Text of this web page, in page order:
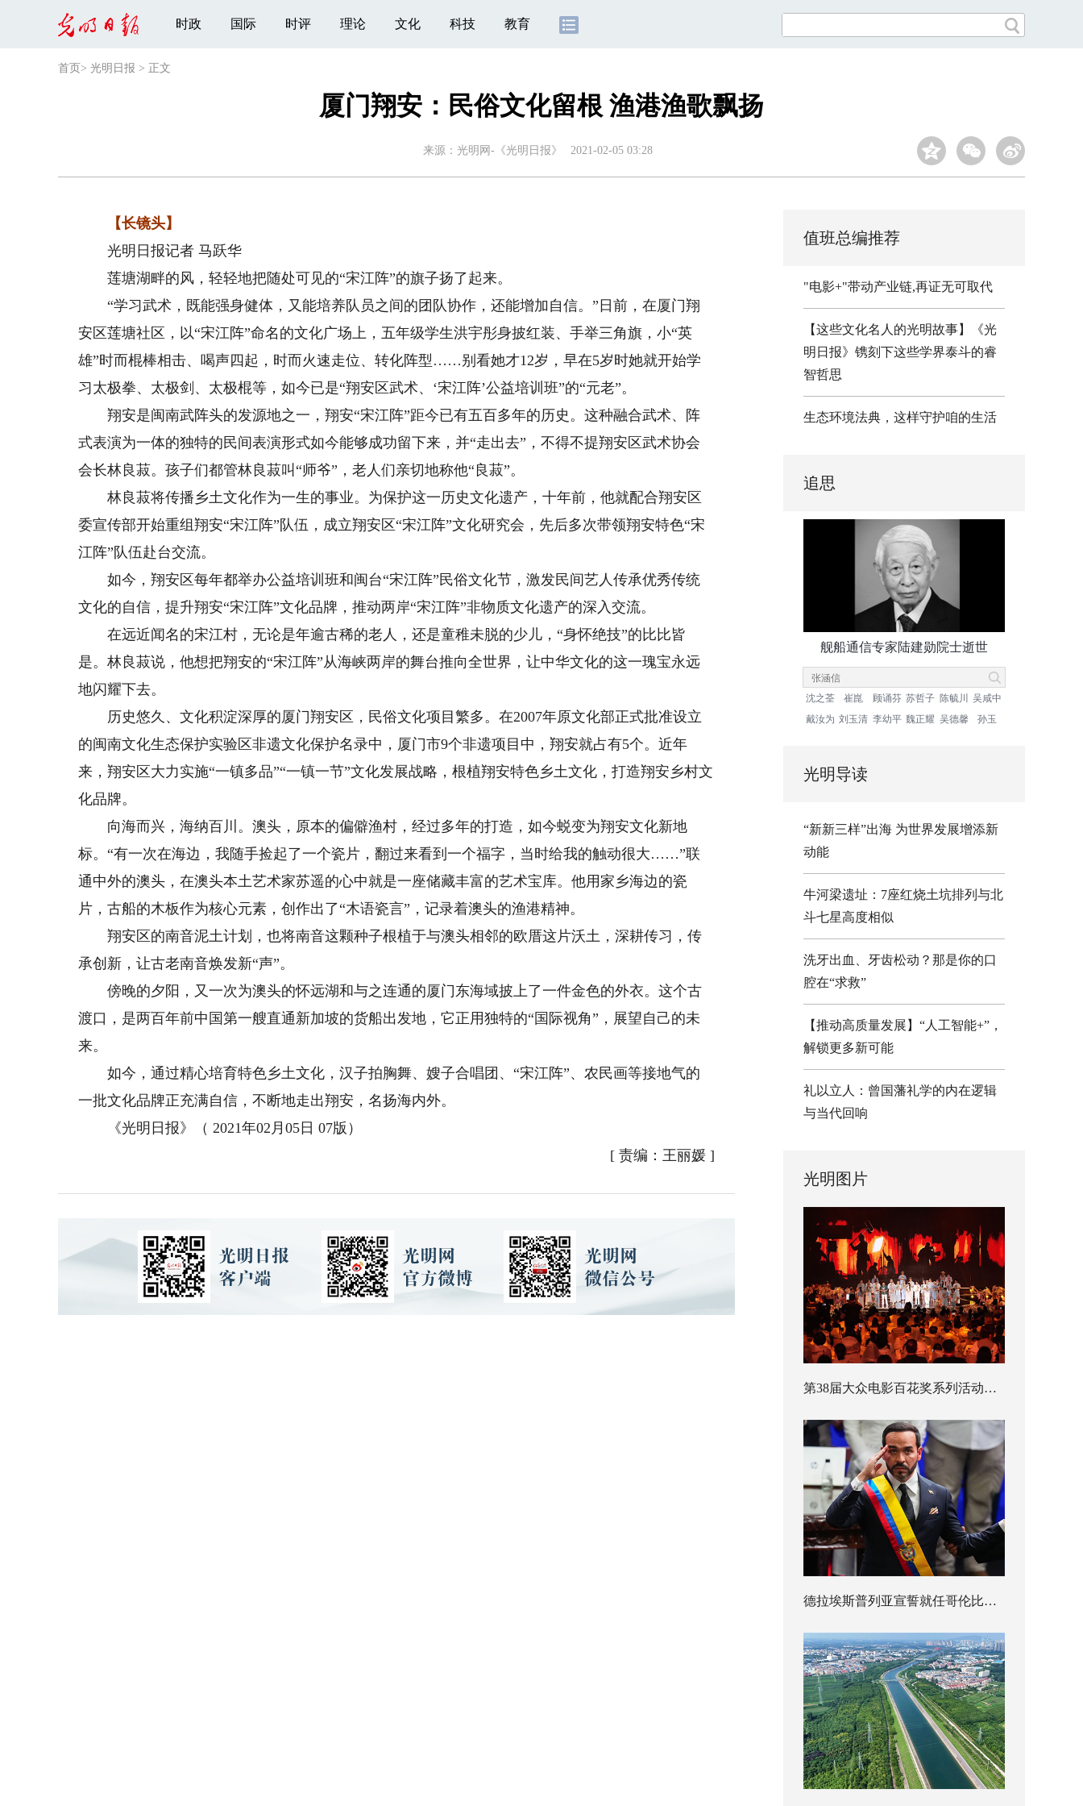
时政 国际 时评 理论 文化 科技 教育
首页 > 光明日报 > 正文
厦门翔安：民俗文化留根 渔港渔歌飘扬
来源： 光明网-《光明日报》 2021-02-05 03:28
【长镜头】
光明日报记者 马跃华
莲塘湖畔的风，轻轻地把随处可见的“宋江阵”的旗子扬了起来。
“学习武术，既能强身健体，又能培养队员之间的团队协作，还能增加自信。”日前，在厦门翔
安区莲塘社区，以“宋江阵”命名的文化广场上，五年级学生洪宇彤身披红装、手举三角旗，小“英
雄”时而棍棒相击、喝声四起，时而火速走位、转化阵型……别看她才12岁，早在5岁时她就开始学
习太极拳、太极剑、太极棍等，如今已是“翔安区武术、‘宋江阵’公益培训班”的“元老”。
翔安是闽南武阵头的发源地之一，翔安“宋江阵”距今已有五百多年的历史。这种融合武术、阵
式表演为一体的独特的民间表演形式如今能够成功留下来，并“走出去”，不得不提翔安区武术协会
会长林良菽。孩子们都管林良菽叫“师爷”，老人们亲切地称他“良菽”。
林良菽将传播乡土文化作为一生的事业。为保护这一历史文化遗产，十年前，他就配合翔安区
委宣传部开始重组翔安“宋江阵”队伍，成立翔安区“宋江阵”文化研究会，先后多次带领翔安特色“宋
江阵”队伍赴台交流。
如今，翔安区每年都举办公益培训班和闽台“宋江阵”民俗文化节，激发民间艺人传承优秀传统
文化的自信，提升翔安“宋江阵”文化品牌，推动两岸“宋江阵”非物质文化遗产的深入交流。
在远近闻名的宋江村，无论是年逾古稀的老人，还是童稚未脱的少儿，“身怀绝技”的比比皆
是。林良菽说，他想把翔安的“宋江阵”从海峡两岸的舞台推向全世界，让中华文化的这一瑰宝永远
地闪耀下去。
历史悠久、文化积淀深厚的厦门翔安区，民俗文化项目繁多。在2007年原文化部正式批准设立
的闽南文化生态保护实验区非遗文化保护名录中，厦门市9个非遗项目中，翔安就占有5个。近年
来，翔安区大力实施“一镇多品”“一镇一节”文化发展战略，根植翔安特色乡土文化，打造翔安乡村文
化品牌。
向海而兴，海纳百川。澳头，原本的偏僻渔村，经过多年的打造，如今蜕变为翔安文化新地
标。“有一次在海边，我随手捡起了一个瓷片，翻过来看到一个福字，当时给我的触动很大……”联
通中外的澳头，在澳头本土艺术家苏遥的心中就是一座储藏丰富的艺术宝库。他用家乡海边的瓷
片，古船的木板作为核心元素，创作出了“木语瓷言”，记录着澳头的渔港精神。
翔安区的南音泥土计划，也将南音这颗种子根植于与澳头相邻的欧厝这片沃土，深耕传习，传
承创新，让古老南音焕发新“声”。
傍晚的夕阳，又一次为澳头的怀远湖和与之连通的厦门东海域披上了一件金色的外衣。这个古
渡口，是两百年前中国第一艘直通新加坡的货船出发地，它正用独特的“国际视角”，展望自己的未
来。
如今，通过精心培育特色乡土文化，汉子拍胸舞、嫂子合唱团、“宋江阵”、农民画等接地气的
一批文化品牌正充满自信，不断地走出翔安，名扬海内外。
《光明日报》（ 2021年02月05日 07版）
[ 责编：王丽媛]
值班总编推荐
"电影+"带动产业链,再证无可取代
【这些文化名人的光明故事】《光
明日报》镌刻下这些学界泰斗的睿
智哲思
生态环境法典，这样守护咱的生活
追思
舰船通信专家陆建勋院士逝世
沈之荃 崔崑 顾诵芬 苏哲子 陈毓川
吴咸中
戴汝为 刘玉清 李幼平 魏正耀 吴德馨 孙玉
光明导读
“新新三样”出海 为世界发展增添新
动能
牛河梁遗址：7座红烧土坑排列与北
斗七星高度相似
洗牙出血、牙齿松动？那是你的口
腔在“求救”
【推动高质量发展】“人工智能+”，
解锁更多新可能
礼以立人：曾国藩礼学的内在逻辑
与当代回响
光明图片
第38届大众电影百花奖系列活动开幕
德拉埃斯普列亚宣誓就任哥伦比亚总统